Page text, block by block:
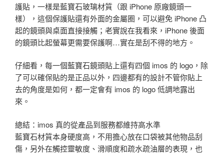
護貼，一樣是藍寶石玻璃材質（跟 iPhone 原廠鏡頭一
樣），這個保護貼還有外面的金屬圈，可以避免 iPhone 凸
起的鏡頭與桌面直接接觸；老實說在我看來，iPhone 後面
的鏡頭比起螢幕更需要保護啊…實在是刮不得的地方。
仔細看，每一個藍寶石鏡頭貼上還有四個 imos 的 logo，除
了可以確保貼的是正品以外，四邊都有的設計不管你貼上
去的角度是如何，都一定會有 imos 的 logo 低調地露出
來。
總結：imos 真的從產品到服務都維持高水準
藍寶石材質本身硬度高，不用擔心放在口袋被其他物品刮
傷，另外在觸控靈敏度、滑順度和疏水疏油層的表現，也